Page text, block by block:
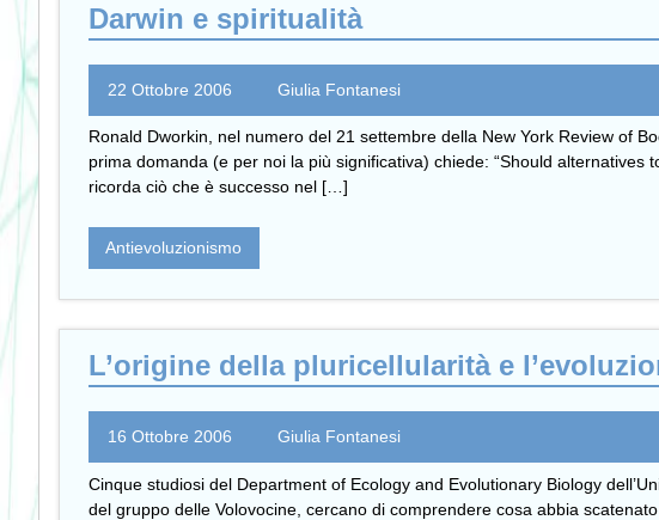
Darwin e spiritualità
22 Ottobre 2006 Giulia Fontanesi
Ronald Dworkin, nel numero del 21 settembre della New York Review of
prima domanda (e per noi la più significativa) chiede: “Should
ricorda ciò che è successo nel […]
Antievoluzionismo
L’origine della pluricellularità e
16 Ottobre 2006 Giulia Fontanesi
Cinque studiosi del Department of Ecology and Evolutionary Biology
del gruppo delle Volovocine, cercano di comprendere cosa abbia